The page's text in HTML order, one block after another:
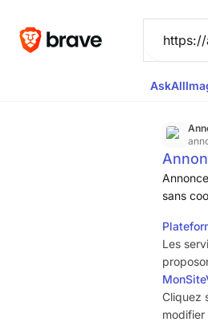
AskAll
sans
Les
privé
Cliquez